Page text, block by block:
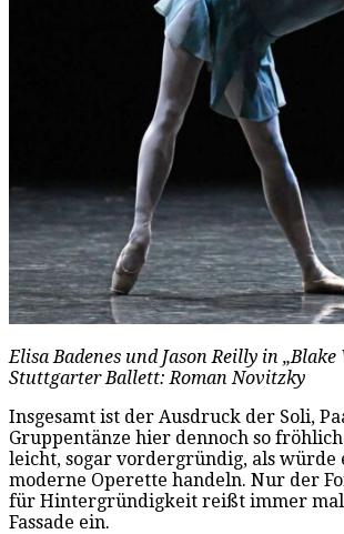
Elisa Badenes und Jason Reilly in
Stuttgarter Ballett: Roman Novitzky
Insgesamt ist der Ausdruck der Soli,
Gruppentänze hier dennoch so
leicht, sogar vordergründig, als würde
moderne Operette handeln. Nur der
für Hintergründigkeit reißt immer
Fassade ein.